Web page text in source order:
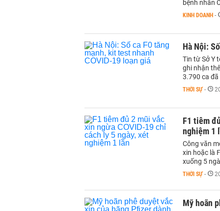
bệnh nhân
KINH DOANH -
Hà Nội:
Tin từ Sở Y
ghi nhận
3.790 ca đã
THỜI SỰ -
F1 tiêm
nghiệm 1
Công văn
xin hoặc là
xuống 5
THỜI SỰ -
Mỹ hoãn